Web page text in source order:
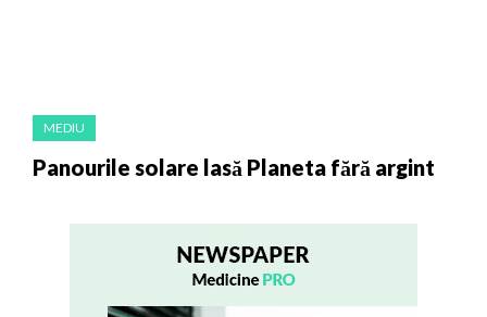
MEDIU
Panourile solare lasă Planeta fără argint